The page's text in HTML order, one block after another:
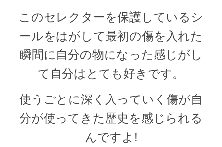
このセレクターを保護しているシ
ールをはがして最初の傷を入れた
瞬間に自分の物になった感じがし
て自分はとても好きです。
使うごとに深く入っていく傷が自
分が使ってきた歴史を感じられる
んですよ!